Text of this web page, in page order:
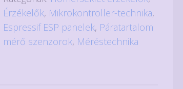
szenzor
ESP-
01-
Érzékelők, Mikrokontroller-technika,
Espressif ESP panelek, Páratartalom
mérő szenzorok, Méréstechnika